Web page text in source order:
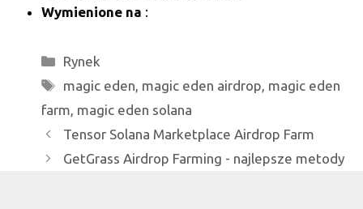
Wymienione na :
Kategorie
Rynek
Tagi
magic eden, magic eden airdrop, magic eden
farm, magic eden solana
Tensor Solana Marketplace Airdrop Farm
GetGrass Airdrop Farming - najlepsze metody